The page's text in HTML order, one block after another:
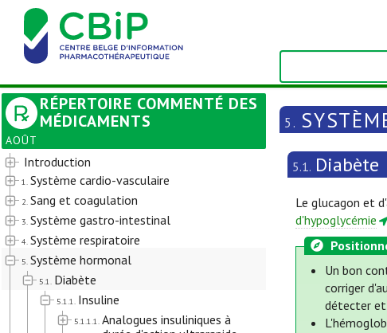
RÉPERTOIRE COMMENTÉ DES
MÉDICAMENTS
AOÛT
Introduction
1. Système cardio-vasculaire
2. Sang et coagulation
3. Système gastro-intestinal
4. Système respiratoire
5. Système hormonal
5.1. Diabète
5.1.1. Insuline
5.1.1.1. Analogues insuliniques à
5.
5.1. Diabète
Le glucagon et
d'hypoglycémie
Un bon
corriger
détecter